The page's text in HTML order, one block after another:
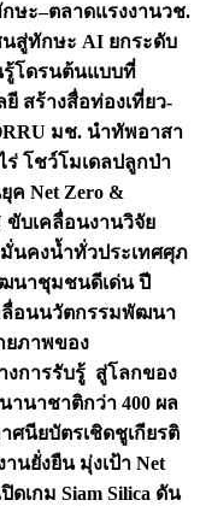
กษะ–ตลาดแรงงานวช.
นสู่ทักษะ AI ยกระดับ
รู้โดรนต้นแบบที่
สร้างสื่อท่องเที่ยว-
มช. นำทัพอาสา
ร่ โชว์โมเดลปลูกป่า
ค Net Zero &
บเคลื่อนงานวิจัย
นคงน้ำทั่วประเทศศุภ
นาชุมชนดีเด่น ปี
ลื่อนนวัตกรรมพัฒนา
ยภาพของ
งการรับรู้ สู่โลกของ
านาชาติกว่า 400 ผล
ศนียบัตรเชิดชูเกียรติ
นยั่งยืน มุ่งเป้า Net
ดเกม Siam Silica ดัน